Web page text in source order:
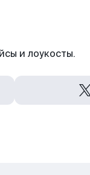
и лоукосты.